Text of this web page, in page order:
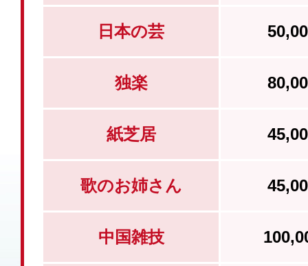
日本の芸
独楽
紙芝居
歌のお姉さん
中国雑技